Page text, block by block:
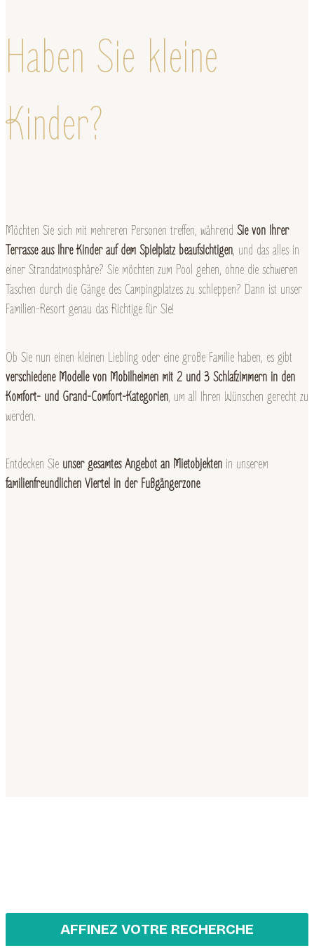
Haben Sie kleine
Kinder?
Möchten Sie sich mit mehreren Personen treffen, während Sie von Ihrer
Terrasse aus Ihre Kinder auf dem Spielplatz beaufsichtigen, und das alles in
einer Strandatmosphäre? Sie möchten zum Pool gehen, ohne die schweren
Taschen durch die Gänge des Campingplatzes zu schleppen? Dann ist unser
Familien-Resort genau das Richtige für Sie!
Ob Sie nun einen kleinen Liebling oder eine große Familie haben, es gibt
verschiedene Modelle von Mobilheimen mit 2 und 3 Schlafzimmern in den
Komfort- und Grand-Comfort-Kategorien, um all Ihren Wünschen gerecht zu
werden.
Entdecken Sie unser gesamtes Angebot an Mietobjekten in unserem
familienfreundlichen Viertel in der Fußgängerzone.
AFFINEZ VOTRE RECHERCHE